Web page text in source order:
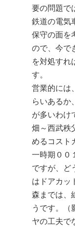
要の問題で
鉄道の電気
保守の面を
ので、今で
を対処すれ
す。
営業的には
らいあるか
が多いわけ
畑～西武秩
めるコスト
一時期００
ですが、ど
はドアカッ
森までは、
うです。（
ヤの工夫で